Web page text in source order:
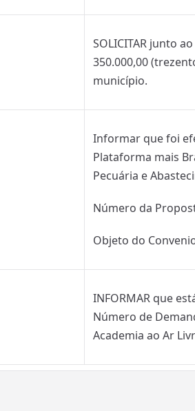
SOLICITAR junto
350.000,00
município.
Informar que foi
Plataforma mais
Pecuária e
Número da
Objeto do
INFORMAR que
Número de
Academia ao Ar